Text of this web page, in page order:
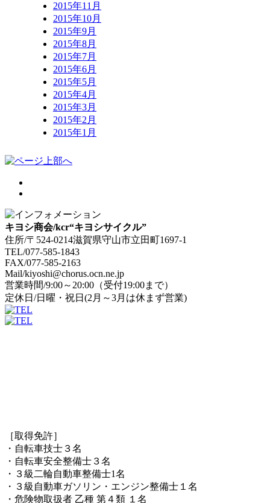
2015年11月
2015年10月
2015年9月
2015年8月
2015年7月
2015年6月
2015年5月
2015年4月
2015年3月
2015年2月
2015年1月
キヨシ商会/kcr“キヨシサイクル”
住所/〒524-0214滋賀県守山市立田町1697-1
TEL/077-585-1843
FAX/077-585-2163
Mail/kiyoshi@chorus.ocn.ne.jp
営業時間/9:00～20:00（受付19:00まで）
定休日/日曜・祝日(2月～3月は休まず営業)
［取得免許］
・自転車技士３名
・自転車安全整備士３名
・３級二輪自動車整備士1名
・３級自動車ガソリン・エンジン整備士１名
・危険物取扱者 乙種 第４類 １名